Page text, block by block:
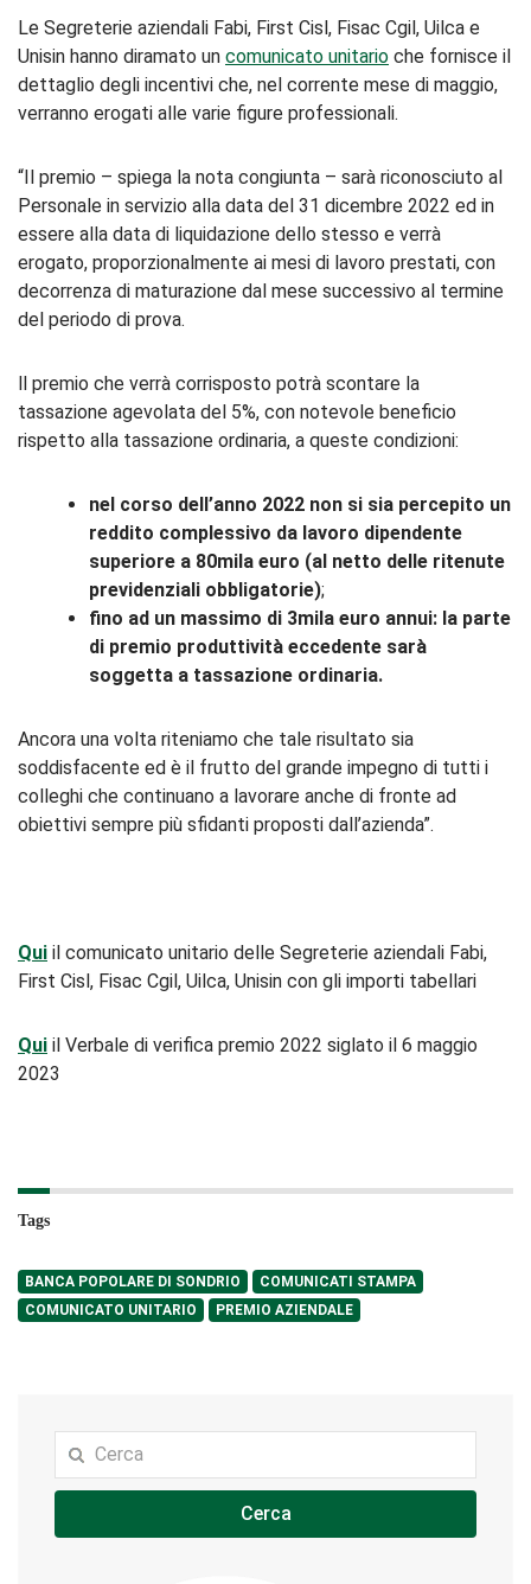
Le Segreterie aziendali Fabi, First Cisl, Fisac Cgil, Uilca e
Unisin hanno diramato un comunicato unitario che fornisce il
dettaglio degli incentivi che, nel corrente mese di maggio,
verranno erogati alle varie figure professionali.
“Il premio – spiega la nota congiunta – sarà riconosciuto al
Personale in servizio alla data del 31 dicembre 2022 ed in
essere alla data di liquidazione dello stesso e verrà
erogato, proporzionalmente ai mesi di lavoro prestati, con
decorrenza di maturazione dal mese successivo al termine
del periodo di prova.
ll premio che verrà corrisposto potrà scontare la
tassazione agevolata del 5%, con notevole beneficio
rispetto alla tassazione ordinaria, a queste condizioni:
nel corso dell’anno 2022 non si sia percepito un
reddito complessivo da lavoro dipendente
superiore a 80mila euro (al netto delle ritenute
previdenziali obbligatorie);
fino ad un massimo di 3mila euro annui: la parte
di premio produttività eccedente sarà
soggetta a tassazione ordinaria.
Ancora una volta riteniamo che tale risultato sia
soddisfacente ed è il frutto del grande impegno di tutti i
colleghi che continuano a lavorare anche di fronte ad
obiettivi sempre più sfidanti proposti dall’azienda”.
Qui il comunicato unitario delle Segreterie aziendali Fabi,
First Cisl, Fisac Cgil, Uilca, Unisin con gli importi tabellari
Qui il Verbale di verifica premio 2022 siglato il 6 maggio
2023
Tags
BANCA POPOLARE DI SONDRIO
COMUNICATI STAMPA
COMUNICATO UNITARIO
PREMIO AZIENDALE
Cerca